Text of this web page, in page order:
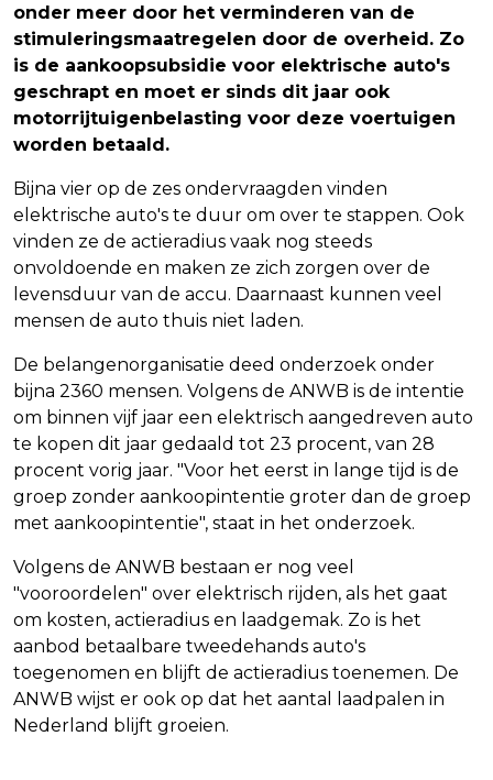
onder meer door het verminderen van de
stimuleringsmaatregelen door de overheid. Zo
is de aankoopsubsidie voor elektrische auto's
geschrapt en moet er sinds dit jaar ook
motorrijtuigenbelasting voor deze voertuigen
worden betaald.
Bijna vier op de zes ondervraagden vinden
elektrische auto's te duur om over te stappen. Ook
vinden ze de actieradius vaak nog steeds
onvoldoende en maken ze zich zorgen over de
levensduur van de accu. Daarnaast kunnen veel
mensen de auto thuis niet laden.
De belangenorganisatie deed onderzoek onder
bijna 2360 mensen. Volgens de ANWB is de intentie
om binnen vijf jaar een elektrisch aangedreven auto
te kopen dit jaar gedaald tot 23 procent, van 28
procent vorig jaar. "Voor het eerst in lange tijd is de
groep zonder aankoopintentie groter dan de groep
met aankoopintentie", staat in het onderzoek.
Volgens de ANWB bestaan er nog veel
"vooroordelen" over elektrisch rijden, als het gaat
om kosten, actieradius en laadgemak. Zo is het
aanbod betaalbare tweedehands auto's
toegenomen en blijft de actieradius toenemen. De
ANWB wijst er ook op dat het aantal laadpalen in
Nederland blijft groeien.